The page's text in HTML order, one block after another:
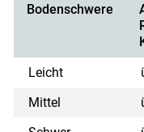
Bodenschwere
Leicht
Mittel